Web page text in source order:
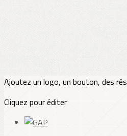
Ajoutez un logo, un bouton, des
Cliquez pour éditer